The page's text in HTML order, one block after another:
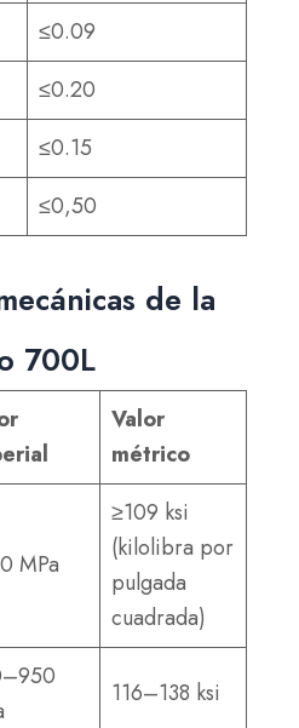
≤0.09
≤0.20
≤0.15
≤0,50
de la
700L
Valor
métrico
MPa
≥109 ksi
(kilolibra por
pulgada
cuadrada)
116–138 ksi